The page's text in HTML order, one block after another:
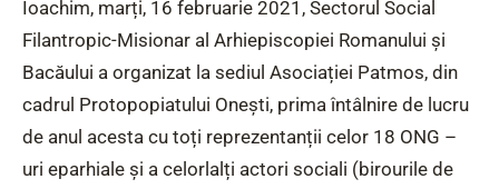
Ioachim, marți, 16 februarie 2021, Sectorul Social
Filantropic-Misionar al Arhiepiscopiei Romanului și
Bacăului a organizat la sediul Asociației Patmos, din
cadrul Protopopiatului Onești, prima întâlnire de lucru
de anul acesta cu toți reprezentanții celor 18 ONG –
uri eparhiale și a celorlalți actori sociali (birourile de